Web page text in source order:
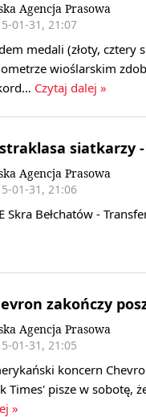
Agencja Prasowa
01-31, 21:07
medali (złoty,
wioślarskim
Czytaj dalej »
siatkarzy -
Agencja Prasowa
01-31, 21:06
Skra Bełchatów -
zakończy
Agencja Prasowa
01-31, 21:05
koncern
Times' pisze w sobotę,
»